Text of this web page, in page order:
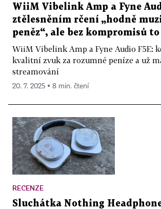
WiiM Vibelink Amp a Fyne
ztělesněním rčení „hodně
peněz“, ale bez kompromisů
WiiM Vibelink Amp a Fyne Audio F5E:
kvalitní zvuk za rozumné peníze a už
streamování
20. 7. 2025 ▪ 8 min. čtení
RECENZE
Sluchátka Nothing